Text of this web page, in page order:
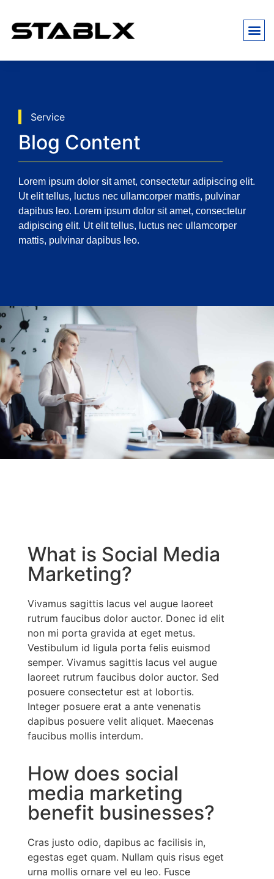
Service
Blog Content
Lorem ipsum dolor sit amet, consectetur adipiscing elit.
Ut elit tellus, luctus nec ullamcorper mattis, pulvinar
dapibus leo. Lorem ipsum dolor sit amet, consectetur
adipiscing elit. Ut elit tellus, luctus nec ullamcorper
mattis, pulvinar dapibus leo.
What is Social Media
Marketing?
Vivamus sagittis lacus vel augue laoreet
rutrum faucibus dolor auctor. Donec id elit
non mi porta gravida at eget metus.
Vestibulum id ligula porta felis euismod
semper. Vivamus sagittis lacus vel augue
laoreet rutrum faucibus dolor auctor. Sed
posuere consectetur est at lobortis.
Integer posuere erat a ante venenatis
dapibus posuere velit aliquet. Maecenas
faucibus mollis interdum.
How does social
media marketing
benefit businesses?
Cras justo odio, dapibus ac facilisis in,
egestas eget quam. Nullam quis risus eget
urna mollis ornare vel eu leo. Fusce